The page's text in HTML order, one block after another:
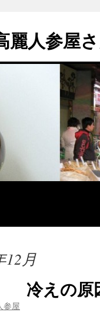
麗人参屋
12月
冷えの原
参屋